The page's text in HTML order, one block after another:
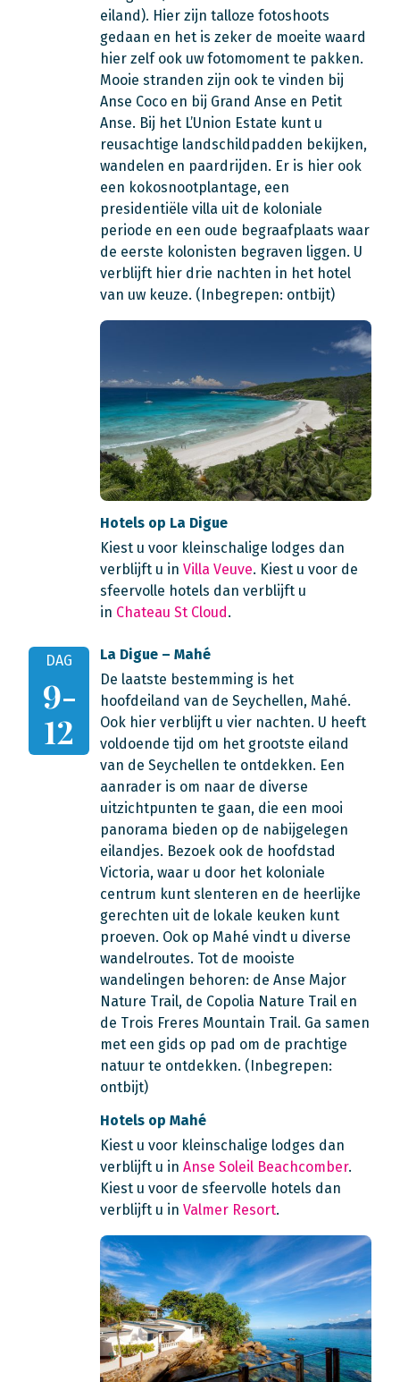
eiland). Hier zijn talloze fotoshoots
gedaan en het is zeker de moeite waard
hier zelf ook uw fotomoment te pakken.
Mooie stranden zijn ook te vinden bij
Anse Coco en bij Grand Anse en Petit
Anse. Bij het L’Union Estate kunt u
reusachtige landschildpadden bekijken,
wandelen en paardrijden. Er is hier ook
een kokosnootplantage, een
presidentiële villa uit de koloniale
periode en een oude begraafplaats waar
de eerste kolonisten begraven liggen. U
verblijft hier drie nachten in het hotel
van uw keuze. (Inbegrepen: ontbijt)
Hotels op La Digue
Kiest u voor kleinschalige lodges dan
verblijft u in Villa Veuve. Kiest u voor de
sfeervolle hotels dan verblijft u
in Chateau St Cloud .
DAG
9-
12
La Digue – Mahé
De laatste bestemming is het
hoofdeiland van de Seychellen, Mahé.
Ook hier verblijft u vier nachten. U heeft
voldoende tijd om het grootste eiland
van de Seychellen te ontdekken. Een
aanrader is om naar de diverse
uitzichtpunten te gaan, die een mooi
panorama bieden op de nabijgelegen
eilandjes. Bezoek ook de hoofdstad
Victoria, waar u door het koloniale
centrum kunt slenteren en de heerlijke
gerechten uit de lokale keuken kunt
proeven. Ook op Mahé vindt u diverse
wandelroutes. Tot de mooiste
wandelingen behoren: de Anse Major
Nature Trail, de Copolia Nature Trail en
de Trois Freres Mountain Trail. Ga samen
met een gids op pad om de prachtige
natuur te ontdekken. (Inbegrepen:
ontbijt)
Hotels op Mahé
Kiest u voor kleinschalige lodges dan
verblijft u in Anse Soleil Beachcomber.
Kiest u voor de sfeervolle hotels dan
verblijft u in Valmer Resort.